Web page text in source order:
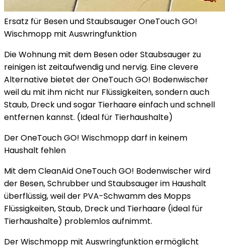
Ersatz für Besen und Staubsauger OneTouch GO!
Wischmopp mit Auswringfunktion
Die Wohnung mit dem Besen oder Staubsauger zu
reinigen ist zeitaufwendig und nervig. Eine clevere
Alternative bietet der OneTouch GO! Bodenwischer
weil du mit ihm nicht nur Flüssigkeiten, sondern auch
Staub, Dreck und sogar Tierhaare einfach und schnell
entfernen kannst. (Ideal für Tierhaushalte)
Der OneTouch GO! Wischmopp darf in keinem
Haushalt fehlen
Mit dem CleanAid OneTouch GO! Bodenwischer wird
der Besen, Schrubber und Staubsauger im Haushalt
überflüssig, weil der PVA-Schwamm des Mopps
Flüssigkeiten, Staub, Dreck und Tierhaare (ideal für
Tierhaushalte) problemlos aufnimmt.
Der Wischmopp mit Auswringfunktion ermöglicht